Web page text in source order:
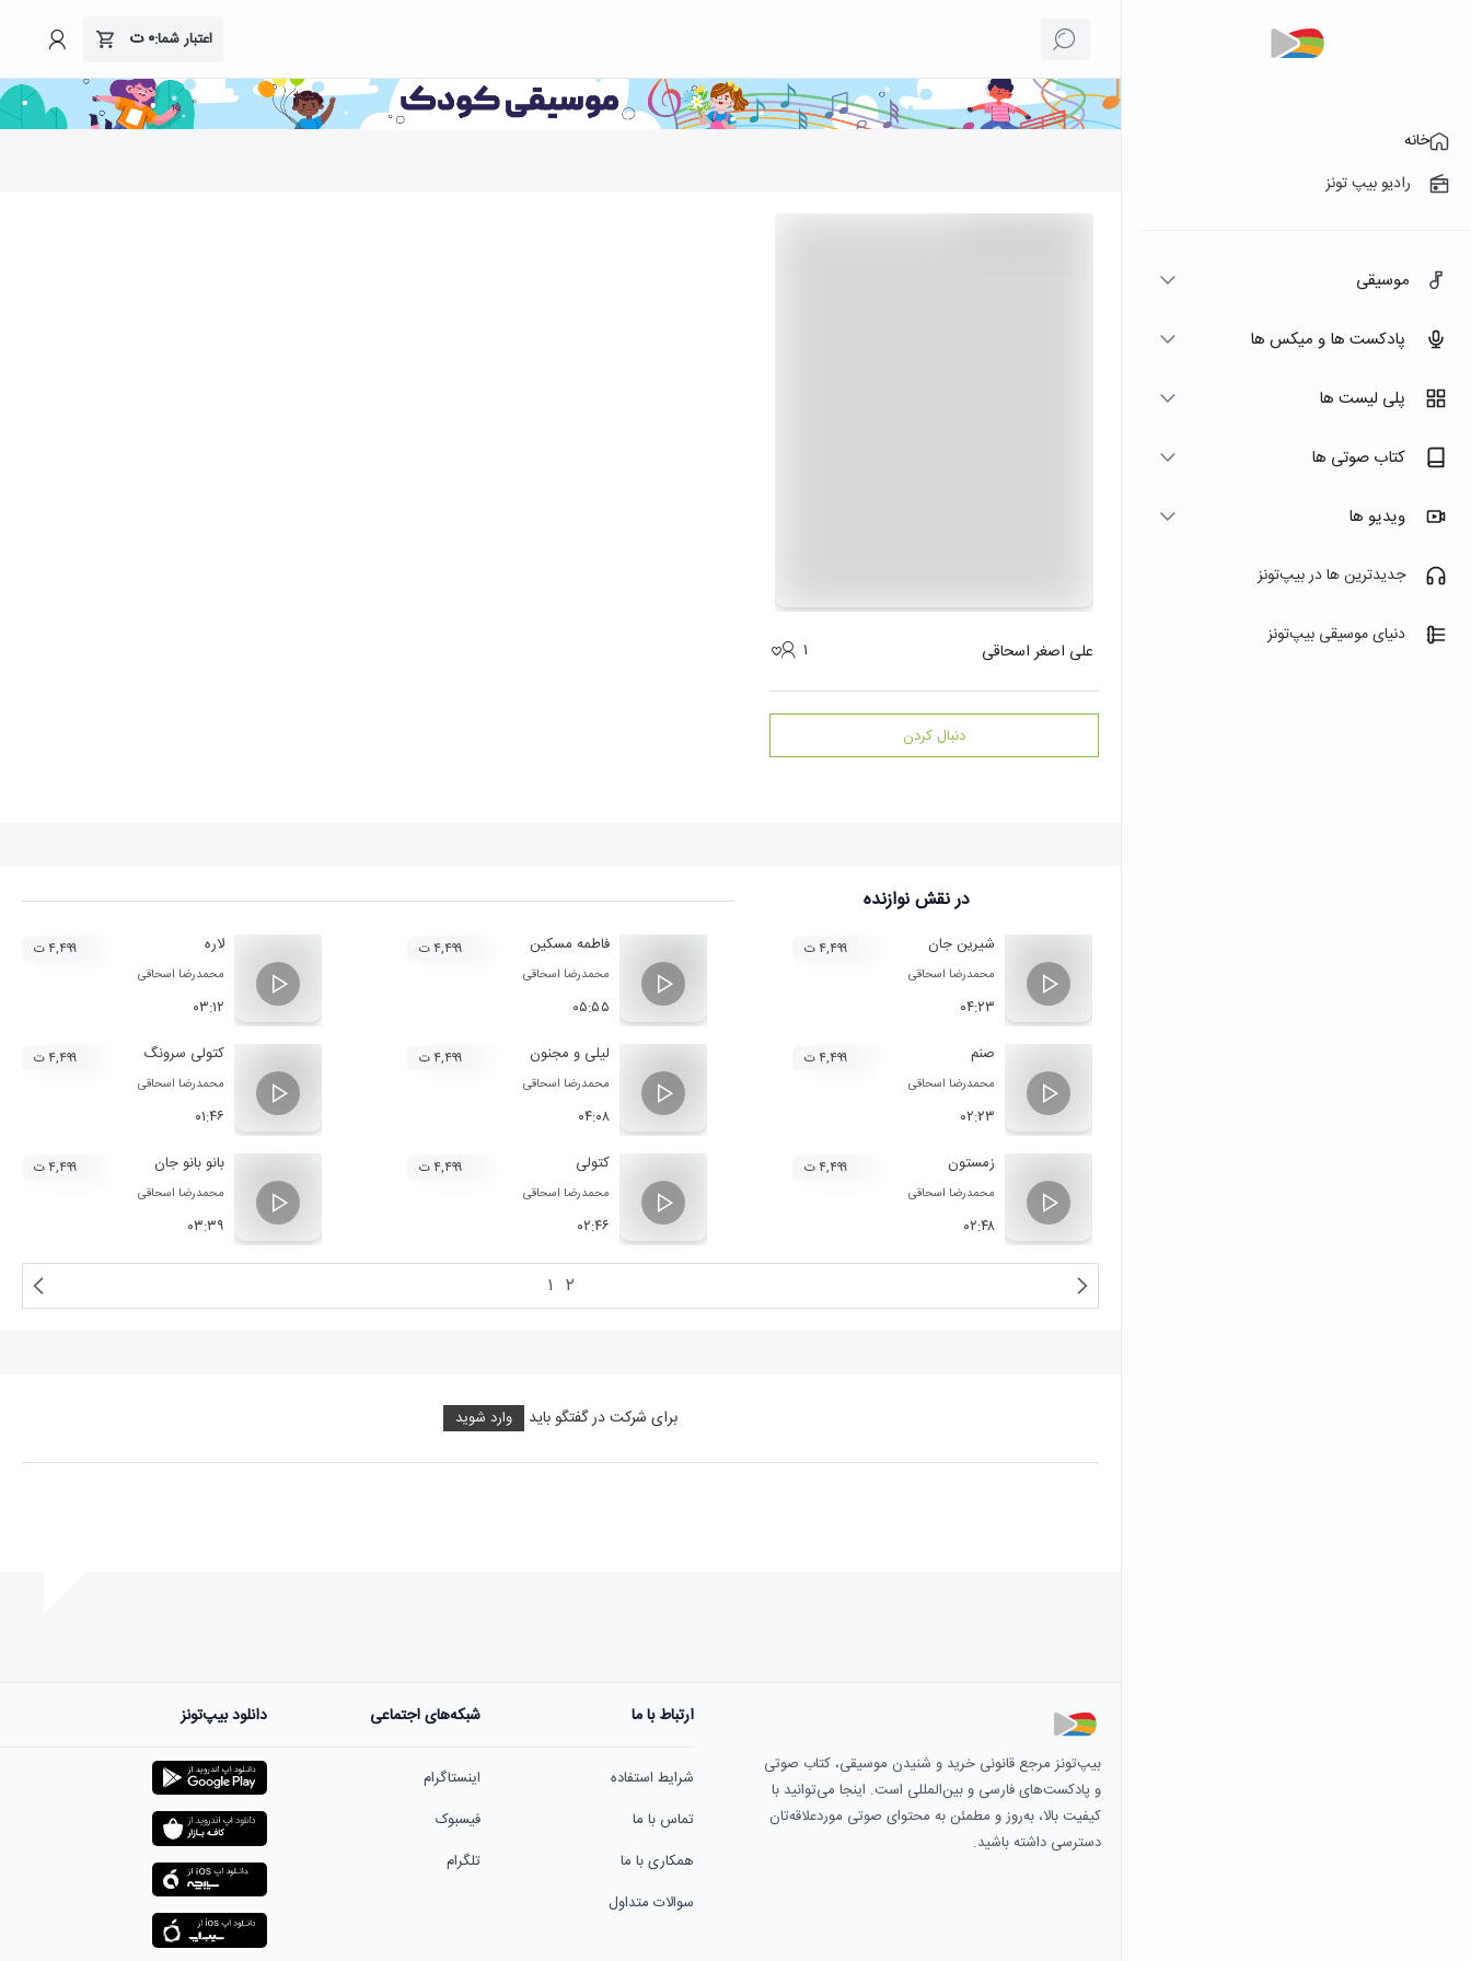
اعتبار شما:۰ت
خانه
رادیو بیپ تونز
موسیقی
پادکست ها و میکس ها
پلی لیست ها
کتاب صوتی ها
ویدیو ها
جدیدترین ها در بیپ‌تونز
دنیای موسیقی بیپ‌تونز
علی اصغر اسحاقی ۱
دنبال کردن
در نقشنوازنده
شیرین جان
محمدرضا اسحاقی
۰۴:۲۳
۴,۴۹۹ ت فاطمه مسکین
محمدرضا اسحاقی
۰۵:۵۵
۴,۴۹۹ ت لاره
محمدرضا اسحاقی
۰۳:۱۲
۴,۴۹۹ ت
صنم
محمدرضا اسحاقی
۰۲:۲۳
۴,۴۹۹ ت لیلی و مجنون
محمدرضا اسحاقی
۰۴:۰۸
۴,۴۹۹ ت کتولی سرونگ
محمدرضا اسحاقی
۰۱:۴۶
۴,۴۹۹ ت
زمستون
محمدرضا اسحاقی
۰۲:۴۸
۴,۴۹۹ ت کتولی
محمدرضا اسحاقی
۰۲:۴۶
۴,۴۹۹ ت بانو بانو جان
محمدرضا اسحاقی
۰۳:۳۹
۴,۴۹۹ ت
۱ ۲
برای شرکت در گفتگو باید وارد شوید
هنوز نظری به ثبت نرسیده‌است.
بیپ‌تونز مرجع قانونی خرید و شنیدن موسیقی، کتاب صوتی
و پادکست‌های فارسی و بین‌المللی است. اینجا می‌توانید با
کیفیت بالا، به‌روز و مطمئن به محتوای صوتی موردعلاقه‌تان
دسترسی داشته باشید.
ارتباط با ما
شرایط استفاده
تماس با ما
همکاری با ما
سوالات متداول
شبکه‌های اجتماعی
اینستاگرام
فیسبوک
تلگرام
دانلود بیپ‌تونز